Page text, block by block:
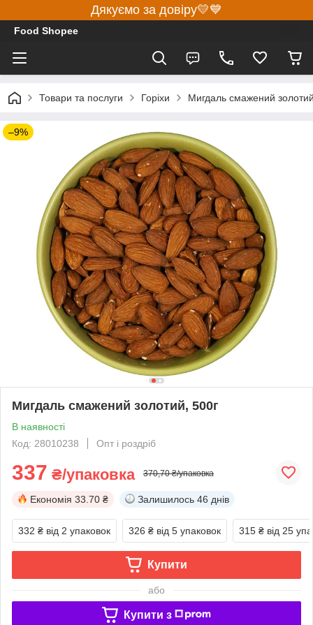
Дякуємо за довіру💛💙
Food Shopee
Товари та послуги Горіхи Мигдаль смажений
–9%
Мигдаль смажений золотий, 500г
В наявності
Код: 28010238
Опт і роздріб
337 ₴/упаковка 370,70 ₴/упаковка
Економія 33.70 ₴ Залишилось 46 днів
332 ₴ від 2 упаковок 326 ₴ від 5 упаковок 315 ₴ від 25
Купити
або
Купити з